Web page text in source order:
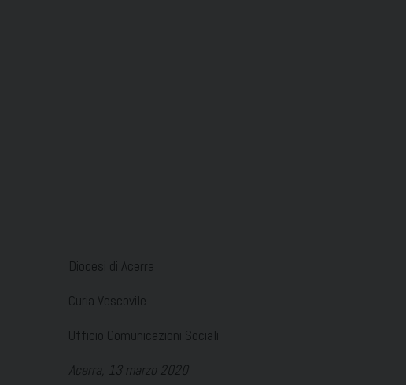
Diocesi di Acerra
Curia Vescovile
Ufficio Comunicazioni Sociali
Acerra, 13 marzo 2020